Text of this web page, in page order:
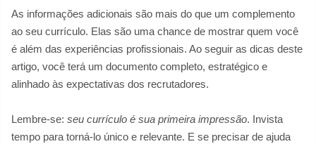
As informações adicionais são mais do que um complemento
ao seu currículo. Elas são uma chance de mostrar quem você
é além das experiências profissionais. Ao seguir as dicas deste
artigo, você terá um documento completo, estratégico e
alinhado às expectativas dos recrutadores.
Lembre-se: seu currículo é sua primeira impressão. Invista
tempo para torná-lo único e relevante. E se precisar de ajuda